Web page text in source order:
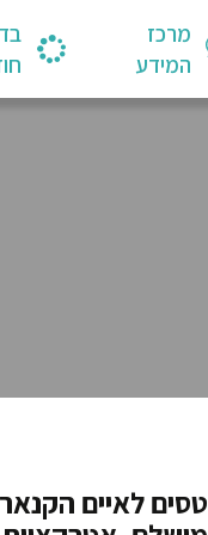
מרכז
המידע
טסים לאיים